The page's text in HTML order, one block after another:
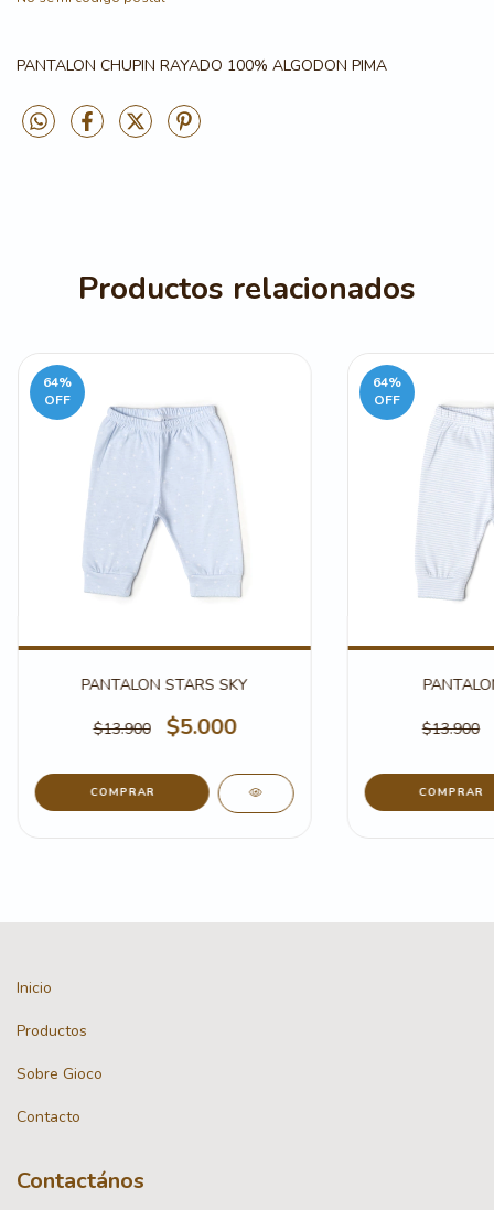
PANTALON CHUPIN RAYADO 100% ALGODON PIMA
Productos relacionados
64%
OFF
PANTALON STARS SKY
$13.900 $5.000
COMPRAR
64%
OFF
$13.900
COMPRAR
Inicio
Productos
Sobre Gioco
Contacto
Contactános